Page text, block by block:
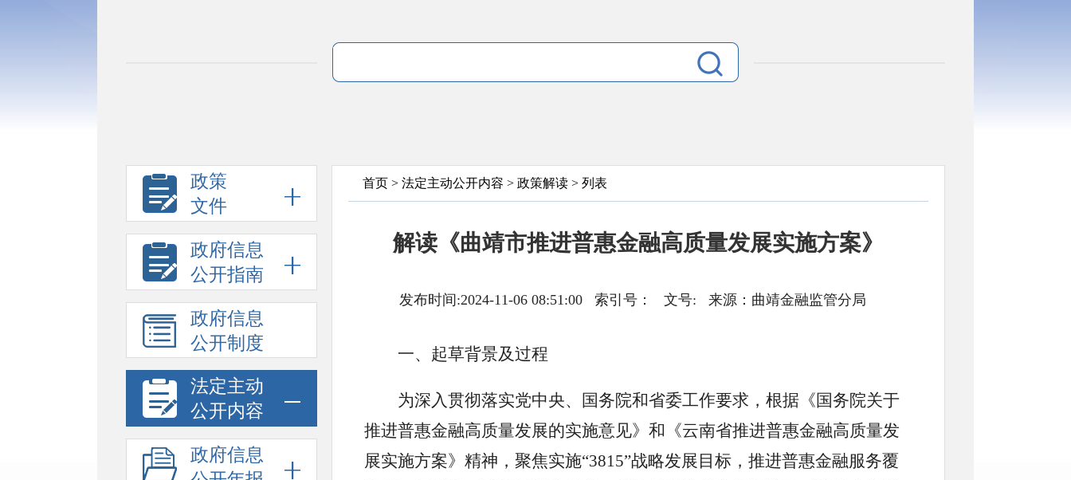
政策
文件
政府信息
公开指南
政府信息
公开制度
法定主动
公开内容
政府信息
首页 > 法定主动公开内容 > 政策解读 > 列表
解读《曲靖市推进普惠金融高质量发展实施方案》
发布时间:2024-11-06 08:51:00 索引号： 文号: 来源：曲靖金融监管分局
一、起草背景及过程
为深入贯彻落实党中央、国务院和省委工作要求，根据《国务院关于
推进普惠金融高质量发展的实施意见》和《云南省推进普惠金融高质量发
展实施方案》精神，聚焦实施“3815”战略发展目标，推进普惠金融服务覆